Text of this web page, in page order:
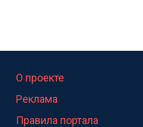
О проекте
Реклама
Правила портала